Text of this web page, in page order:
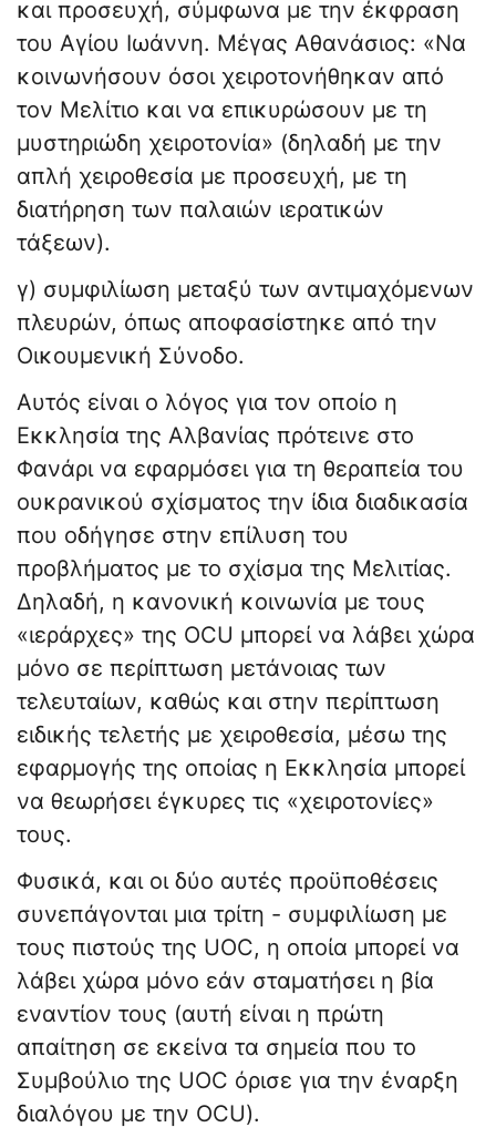
και προσευχή, σύμφωνα με την έκφραση
του Αγίου Ιωάννη. Μέγας Αθανάσιος: «Να
κοινωνήσουν όσοι χειροτονήθηκαν από
τον Μελίτιο και να επικυρώσουν με τη
μυστηριώδη χειροτονία» (δηλαδή με την
απλή χειροθεσία με προσευχή, με τη
διατήρηση των παλαιών ιερατικών
τάξεων).
γ) συμφιλίωση μεταξύ των αντιμαχόμενων
πλευρών, όπως αποφασίστηκε από την
Οικουμενική Σύνοδο.
Αυτός είναι ο λόγος για τον οποίο η
Εκκλησία της Αλβανίας πρότεινε στο
Φανάρι να εφαρμόσει για τη θεραπεία του
ουκρανικού σχίσματος την ίδια διαδικασία
που οδήγησε στην επίλυση του
προβλήματος με το σχίσμα της Μελιτίας.
Δηλαδή, η κανονική κοινωνία με τους
«ιεράρχες» της OCU μπορεί να λάβει χώρα
μόνο σε περίπτωση μετάνοιας των
τελευταίων, καθώς και στην περίπτωση
ειδικής τελετής με χειροθεσία, μέσω της
εφαρμογής της οποίας η Εκκλησία μπορεί
να θεωρήσει έγκυρες τις «χειροτονίες»
τους.
Φυσικά, και οι δύο αυτές προϋποθέσεις
συνεπάγονται μια τρίτη - συμφιλίωση με
τους πιστούς της UOC, η οποία μπορεί να
λάβει χώρα μόνο εάν σταματήσει η βία
εναντίον τους (αυτή είναι η πρώτη
απαίτηση σε εκείνα τα σημεία που το
Συμβούλιο της UOC όρισε για την έναρξη
διαλόγου με την OCU).